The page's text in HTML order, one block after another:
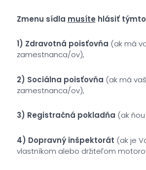
Zmenu sídla musíte hlásiť
1) Zdravotná poisťovňa (ak má
zamestnanca/ov),
2) Sociálna poisťovňa (ak má
zamestnanca/ov),
3) Registračná pokladňa (ak
4) Dopravný inšpektorát (ak je
vlastníkom alebo držiteľom